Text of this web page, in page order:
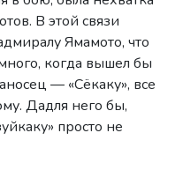
В этой связи
Ямамото, что
когда вышел бы
— «Сёкаку», все
Дадля него бы,
просто не